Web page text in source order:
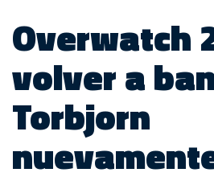
Overwatch
volver a
Torbjorn